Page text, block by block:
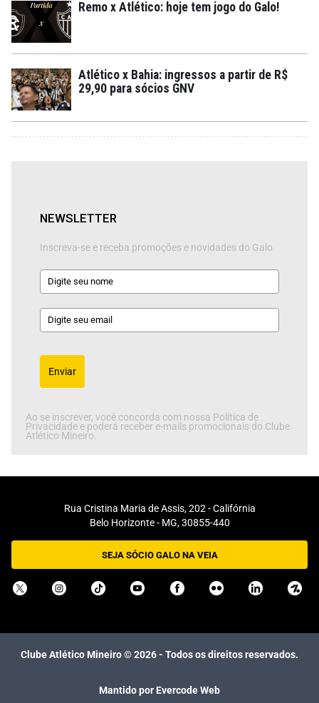
Remo x Atlético: hoje tem jogo do Galo!
Atlético x Bahia: ingressos a partir de R$
29,90 para sócios GNV
NEWSLETTER
Inscreva-se e receba promoções e novidades do Galo
Enviar
Ao se inscrever, você concorda com nossa Política de
Privacidade e poderá receber e-mails promocionais do Clube
Atlético Mineiro.
Rua Cristina Maria de Assis, 202 - Califórnia
Belo Horizonte - MG, 30855-440
SEJA SÓCIO GALO NA VEIA
Clube Atlético Mineiro ©2026- Todos os direitos reservados.
Mantido por Evercode Web